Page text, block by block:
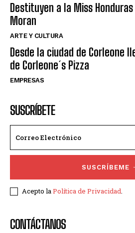
Destituyen a la Miss Honduras
Moran
ARTE Y CULTURA
Desde la ciudad de Corleone
de Corleone´s Pizza
EMPRESAS
SUSCRÍBETE
SUSCRÍBEME
Acepto la Política de Privacidad
CONTÁCTANOS